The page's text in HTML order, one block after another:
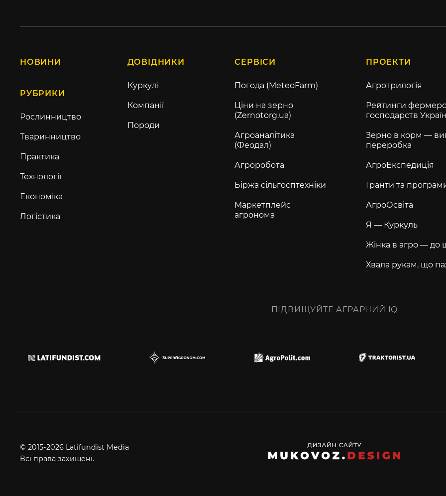
НОВИНИ
РУБРИКИ
Рослинництво
Тваринництво
Практика
Технології
Економіка
Логістика
ДОВІДНИКИ
Куркулі
Компанії
Породи
СЕРВІСИ
Погода (MeteoFarm)
Ціни на зерно
(Zernotorg.ua)
Агроаналітика
(Феодал)
Агроробота
Біржа сільгосптехніки
Маркетплейс
агронома
ПРОЕКТИ
Агротрилогія
Рейтинги
господарств
Зерно в корм —
переробка
АгроЕкспедиція
Гранти та
АгроОсвіта
Я — Куркуль
Жінка в агро — до
Хвала рукам, що
ПІДВИЩУЙТЕ АГРАРНИЙ IQ
© 2015-2026 Latifundist Media
Всі права захищені.